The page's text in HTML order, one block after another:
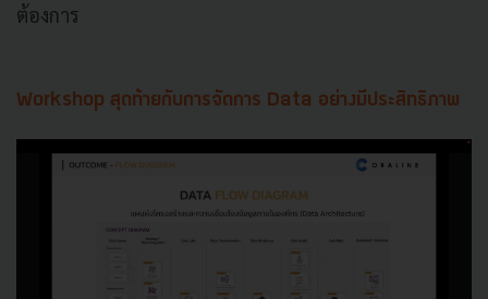
ต้องการ
Workshop สุดท้ายกับการจัดการ Data อย่างมีประสิทธิภาพ